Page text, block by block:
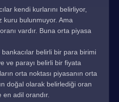
kendi kurlarını belirliyor,
kuru bulunmuyor. Ama
vardır. Buna orta piyasa
belirli bir para birimi
ve parayı belirli bir fiyata
orta noktası piyasanın orta
doğal olarak belirlediği oran
adil orandır.